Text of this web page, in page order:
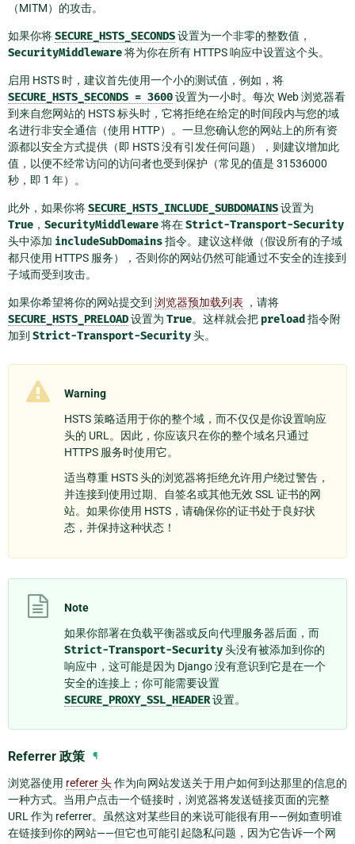
（MITM）的攻击。
如果你将SECURE_HSTS_SECONDS设置为一个非零的整数值，
SecurityMiddleware将为你在所有 HTTPS 响应中设置这个头。
启用 HSTS 时，建议首先使用一个小的测试值，例如，将
SECURE_HSTS_SECONDS = 3600设置为一小时。每次 Web 浏览器看
到来自您网站的 HSTS 标头时，它将拒绝在给定的时间段内与您的域
名进行非安全通信（使用 HTTP）。一旦您确认您的网站上的所有资
源都以安全方式提供（即 HSTS 没有引发任何问题），则建议增加此
值，以便不经常访问的访问者也受到保护（常见的值是 31536000
秒，即 1 年）。
此外，如果你将SECURE_HSTS_INCLUDE_SUBDOMAINS设置为
True ， SecurityMiddleware将在Strict-Transport-Security
头中添加 includeSubDomains指令。建议这样做（假设所有的子域
都只使用 HTTPS 服务），否则你的网站仍然可能通过不安全的连接到
子域而受到攻击。
如果你希望将你的网站提交到 浏览器预加载列表 ，请将
SECURE_HSTS_PRELOAD设置为 True。这样就会把 preload 指令附
加到 Strict-Transport-Security头。
Warning
HSTS 策略适用于你的整个域，而不仅仅是你设置响应
头的 URL。因此，你应该只在你的整个域名只通过
HTTPS 服务时使用它。
适当尊重 HSTS 头的浏览器将拒绝允许用户绕过警告，
并连接到使用过期、自签名或其他无效 SSL 证书的网
站。如果你使用 HSTS，请确保你的证书处于良好状
态，并保持这种状态！
Note
如果你部署在负载平衡器或反向代理服务器后面，而
Strict-Transport-Security头没有被添加到你的
响应中，这可能是因为 Django 没有意识到它是在一个
安全的连接上；你可能需要设置
SECURE_PROXY_SSL_HEADER设置。
Referrer 政策 ¶
浏览器使用 referer 头作为向网站发送关于用户如何到达那里的信息的
一种方式。当用户点击一个链接时，浏览器将发送链接页面的完整
URL 作为 referrer。虽然这对某些目的来说可能很有用——例如查明谁
在链接到你的网站——但它也可能引起隐私问题，因为它告诉一个网